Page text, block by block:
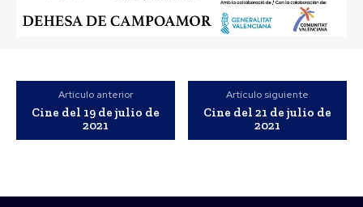
Artículo anterior
Cine del 19 de julio de
2021
Artículo siguiente
Cine del 21 de julio de
2021